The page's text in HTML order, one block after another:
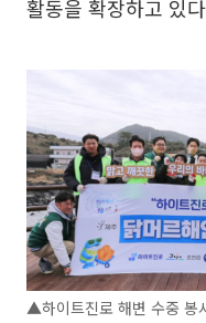
활동을 확장하고 있
▲하이트진로 해변 수중 봉